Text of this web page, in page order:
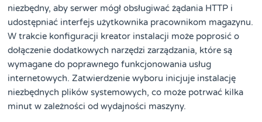
niezbędny, aby serwer mógł obsługiwać żądania HTTP i
udostępniać interfejs użytkownika pracownikom magazynu.
W trakcie konfiguracji kreator instalacji może poprosić o
dołączenie dodatkowych narzędzi zarządzania, które są
wymagane do poprawnego funkcjonowania usług
internetowych. Zatwierdzenie wyboru inicjuje instalację
niezbędnych plików systemowych, co może potrwać kilka
minut w zależności od wydajności maszyny.